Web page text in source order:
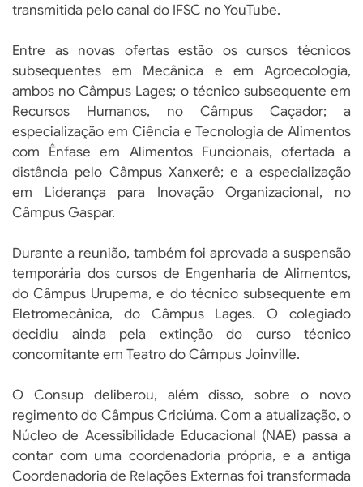
transmitida pelo canal do IFSC no YouTube.
Entre as novas ofertas estão os cursos técnicos
subsequentes em Mecânica e em Agroecologia,
ambos no Câmpus Lages; o técnico subsequente em
Recursos Humanos, no Câmpus Caçador; a
especialização em Ciência e Tecnologia de Alimentos
com Ênfase em Alimentos Funcionais, ofertada a
distância pelo Câmpus Xanxerê; e a especialização
em Liderança para Inovação Organizacional, no
Câmpus Gaspar.
Durante a reunião, também foi aprovada a suspensão
temporária dos cursos de Engenharia de Alimentos,
do Câmpus Urupema, e do técnico subsequente em
Eletromecânica, do Câmpus Lages. O colegiado
decidiu ainda pela extinção do curso técnico
concomitante em Teatro do Câmpus Joinville.
O Consup deliberou, além disso, sobre o novo
regimento do Câmpus Criciúma. Com a atualização, o
Núcleo de Acessibilidade Educacional (NAE) passa a
contar com uma coordenadoria própria, e a antiga
Coordenadoria de Relações Externas foi transformada